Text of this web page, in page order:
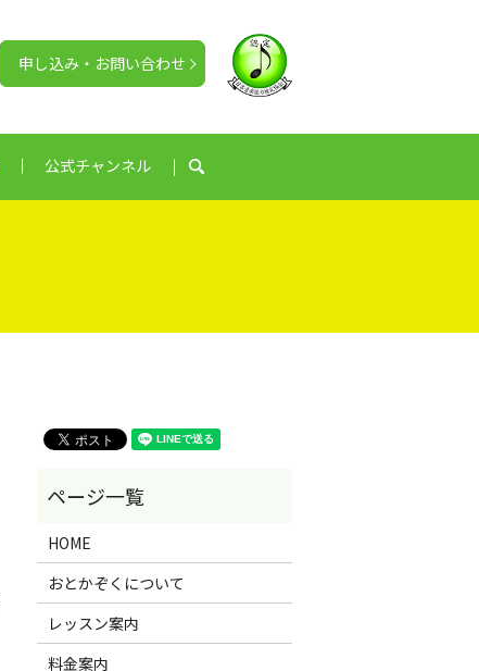
公式チャンネル search
申し込み・お問い合わせ
HOME
おとかぞくについて
レッスン案内
料金案内